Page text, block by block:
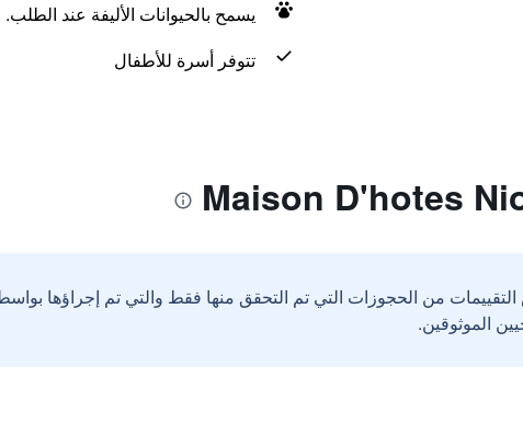
يسمح بالحيوانات الأليفة عند
تتوفر أسرة للأطفال
من الحجوزات التي تم التحقق منها فقط والتي تم إجراؤها